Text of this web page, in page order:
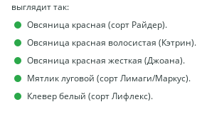
выглядит так:
Овсяница красная (сорт Райдер).
Овсяница красная волосистая (Кэтрин).
Овсяница красная жесткая (Джоана).
Мятлик луговой (сорт Лимаги/Маркус).
Клевер белый (сорт Лифлекс).